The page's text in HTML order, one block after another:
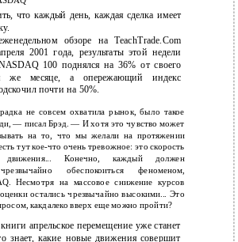
что каждый день, каждая сделка имеет
обзоре на TeachTrade.Com
2001 года, результаты этой недели
100 поднялся на 36% от своего
же месяце, а опережающий индекс
почти на 50%.
не совсем охватила рынок, было такое
— писал Брэд. — И хотя это чувство может
на то, что мы желали на протяжении
тут кое-что очень тревожное: это скорость
движения... Конечно, каждый должен
обеспокоиться феноменом,
Несмотря на массовое снижение курсов
остались чрезвычайно высокими... Это
какдалеко вверх еще можно пройти?
апрельское перемещение уже станет
знает, какие новые движения совершит